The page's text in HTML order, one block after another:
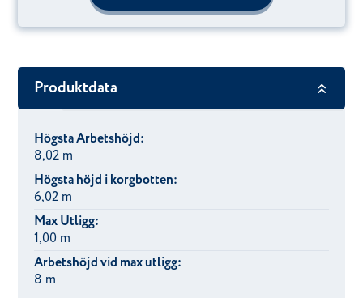
Produktdata
Högsta Arbetshöjd:
8,02 m
Högsta höjd i korgbotten:
6,02 m
Max Utligg:
1,00 m
Arbetshöjd vid max utligg:
8 m